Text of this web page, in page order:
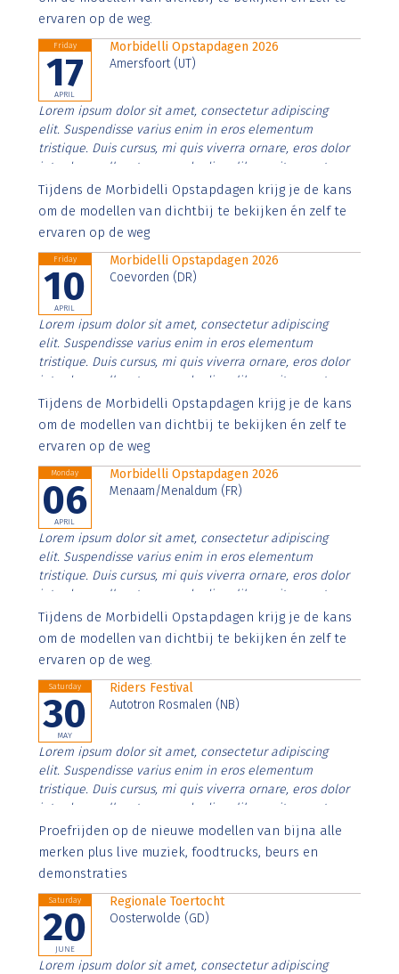
ervaren op de weg.
Friday
17
APRIL
Morbidelli Opstapdagen 2026
Amersfoort (UT)
Lorem ipsum dolor sit amet, consectetur adipiscing
elit. Suspendisse varius enim in eros elementum
tristique. Duis cursus, mi quis viverra ornare, eros dolor
interdum nulla, ut commodo diam libero vitae erat.
Aenean faucibus nibh et justo cursus id rutrum lorem
imperdiet. Nunc ut sem vitae risus tristique posuere.
Tijdens de Morbidelli Opstapdagen krijg je de kans
om de modellen van dichtbij te bekijken én zelf te
ervaren op de weg
Friday
10
APRIL
Morbidelli Opstapdagen 2026
Coevorden (DR)
Lorem ipsum dolor sit amet, consectetur adipiscing
elit. Suspendisse varius enim in eros elementum
tristique. Duis cursus, mi quis viverra ornare, eros dolor
interdum nulla, ut commodo diam libero vitae erat.
Aenean faucibus nibh et justo cursus id rutrum lorem
imperdiet. Nunc ut sem vitae risus tristique posuere.
Tijdens de Morbidelli Opstapdagen krijg je de kans
om de modellen van dichtbij te bekijken én zelf te
ervaren op de weg
Monday
06
APRIL
Morbidelli Opstapdagen 2026
Menaam/Menaldum (FR)
Lorem ipsum dolor sit amet, consectetur adipiscing
elit. Suspendisse varius enim in eros elementum
tristique. Duis cursus, mi quis viverra ornare, eros dolor
interdum nulla, ut commodo diam libero vitae erat.
Aenean faucibus nibh et justo cursus id rutrum lorem
imperdiet. Nunc ut sem vitae risus tristique posuere.
Tijdens de Morbidelli Opstapdagen krijg je de kans
om de modellen van dichtbij te bekijken én zelf te
ervaren op de weg.
Saturday
30
MAY
Riders Festival
Autotron Rosmalen (NB)
Lorem ipsum dolor sit amet, consectetur adipiscing
elit. Suspendisse varius enim in eros elementum
tristique. Duis cursus, mi quis viverra ornare, eros dolor
interdum nulla, ut commodo diam libero vitae erat.
Aenean faucibus nibh et justo cursus id rutrum lorem
imperdiet. Nunc ut sem vitae risus tristique posuere.
Proefrijden op de nieuwe modellen van bijna alle
merken plus live muziek, foodtrucks, beurs en
demonstraties
Saturday
20
JUNE
Regionale Toertocht
Oosterwolde (GD)
Lorem ipsum dolor sit amet, consectetur adipiscing